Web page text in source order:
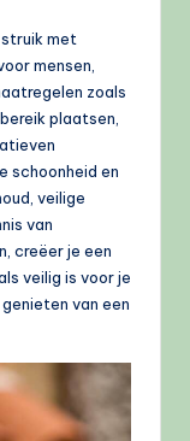
met
mensen,
zoals
plaatsen,
schoonheid en
veilige
van
creëer je een
veilig is voor je
van een